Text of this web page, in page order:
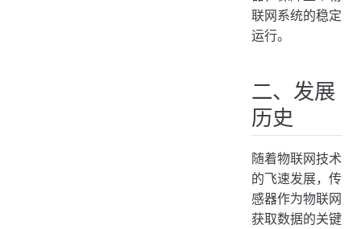
联网系统的稳定
运行。
二、发展
历史
随着物联网技术
的飞速发展，传
感器作为物联网
获取数据的关键